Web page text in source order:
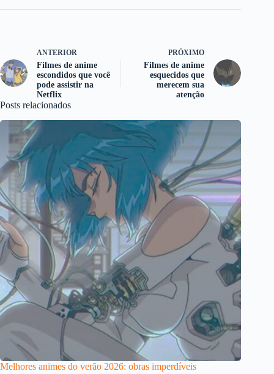
ANTERIOR
Filmes de anime
escondidos que você
pode assistir na
Netflix
PRÓXIMO
Filmes de anime
esquecidos que
merecem sua
atenção
Posts relacionados
Melhores animes do verão 2026: obras imperdíveis